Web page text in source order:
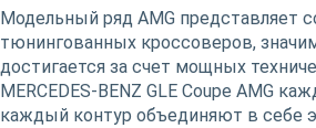
Модельный ряд AMG представляет
тюнингованных кроссоверов,
достигается за счет мощных
MERCEDES-BENZ GLE Coupe AMG
каждый контур объединяют в себе